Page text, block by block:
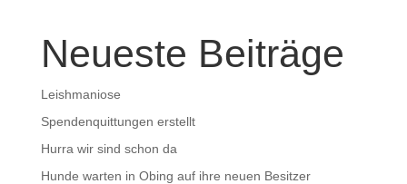
Neueste Beiträge
Leishmaniose
Spendenquittungen erstellt
Hurra wir sind schon da
Hunde warten in Obing auf ihre neuen Besitzer